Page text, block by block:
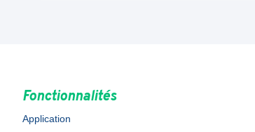
Fonctionnalités
Application